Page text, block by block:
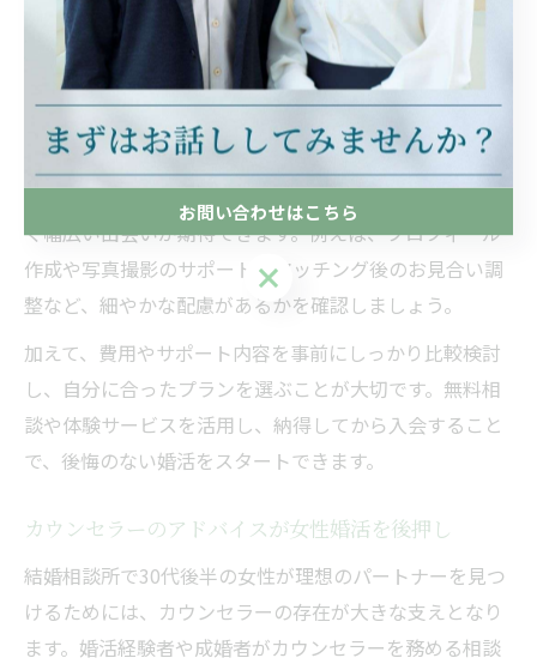
保証が徹底されている相談所を選ぶことで、安心して婚
活を始めることができます。また、カウンセラーが親身
にサポートしてくれるかどうかも重要な判断材料です。
さらに、埼玉県蕨市の地域性を理解しつつ、全国規模の
紹介ネットワークを持つ相談所を選ぶと、地元だけでな
く幅広い出会いが期待できます。例えば、プロフィール
作成や写真撮影のサポート、マッチング後のお見合い調
整など、細やかな配慮があるかを確認しましょう。
加えて、費用やサポート内容を事前にしっかり比較検討
し、自分に合ったプランを選ぶことが大切です。無料相
談や体験サービスを活用し、納得してから入会すること
で、後悔のない婚活をスタートできます。
カウンセラーのアドバイスが女性婚活を後押し
結婚相談所で30代後半の女性が理想のパートナーを見つ
けるためには、カウンセラーの存在が大きな支えとなり
ます。婚活経験者や成婚者がカウンセラーを務める相談
お問い合わせはこちら
お問い合わせはこちら